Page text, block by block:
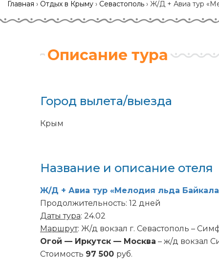
Главная › Отдых в Крыму › Севастополь › Ж/Д + Авиа тур
Описание тура
Город вылета/выезда
Крым
Название и описание отеля
Ж/Д + Авиа тур «Мелодия льда
Продолжительность: 12 дней
Даты тура: 24.02
Маршрут: Ж/д вокзал г. Севастополь –
Огой — Иркутск — Москва – ж/д вокзал
Стоимость 97 500 руб.